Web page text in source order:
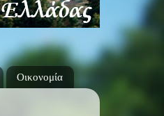
Οικονομία